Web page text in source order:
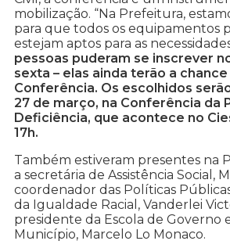
mobilização. “Na Prefeitura,
para que todos os equipamentos
estejam aptos para as
pessoas puderam se inscrever
sexta – elas ainda terão a
Conferência. Os escolhidos
27 de março, na Conferência da
Deficiência, que acontece no
17h.
Também estiveram presentes na
a secretária de Assistência Social,
coordenador das Políticas
da Igualdade Racial, Vanderlei
presidente da Escola de Governo
Município, Marcelo Lo Monaco.